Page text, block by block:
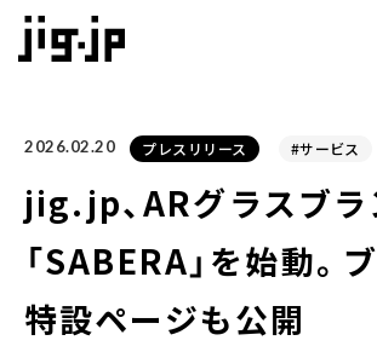
2026.02.20 プレスリリース #サービス
jig.jp、ARグラスブラ
「SABERA」を始動。
特設ページも公開